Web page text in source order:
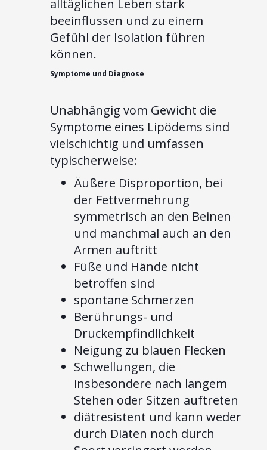
alltäglichen Leben stark
beeinflussen und zu einem
Gefühl der Isolation führen
können.
Symptome und Diagnose
Unabhängig vom Gewicht die
Symptome eines Lipödems sind
vielschichtig und umfassen
typischerweise:
Äußere Disproportion, bei
der Fettvermehrung
symmetrisch an den Beinen
und manchmal auch an den
Armen auftritt
Füße und Hände nicht
betroffen sind
spontane Schmerzen
Berührungs- und
Druckempfindlichkeit
Neigung zu blauen Flecken
Schwellungen, die
insbesondere nach langem
Stehen oder Sitzen auftreten
diätresistent und kann weder
durch Diäten noch durch